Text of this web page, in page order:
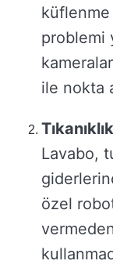
küflenme
problemi
ile nokta
Lavabo,
özel